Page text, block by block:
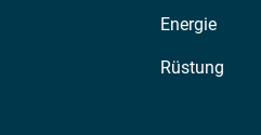
Energie
Rüstung